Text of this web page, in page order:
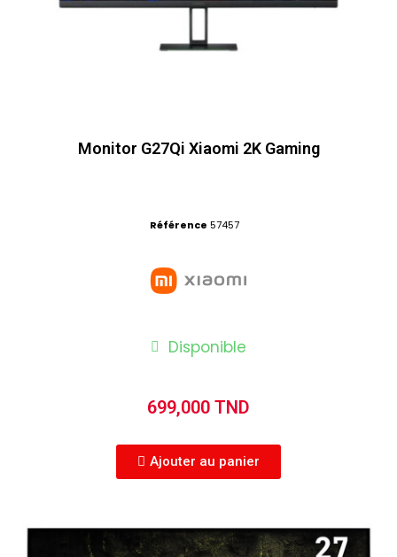
Monitor G27Qi Xiaomi 2K Gaming
Référence 57457
Disponible
699,000 TND
Ajouter au panier